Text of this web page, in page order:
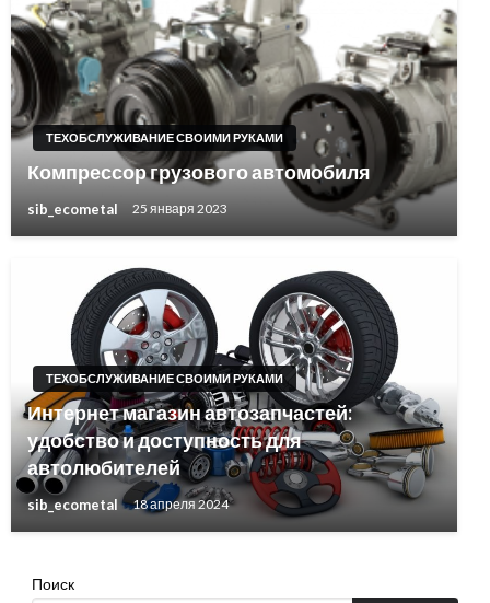
ТЕХОБСЛУЖИВАНИЕ СВОИМИ РУКАМИ
Компрессор грузового автомобиля
sib_ecometal 25 января 2023
ТЕХОБСЛУЖИВАНИЕ СВОИМИ РУКАМИ
Интернет магазин автозапчастей:
удобство и доступность для
автолюбителей
sib_ecometal 18 апреля 2024
Поиск